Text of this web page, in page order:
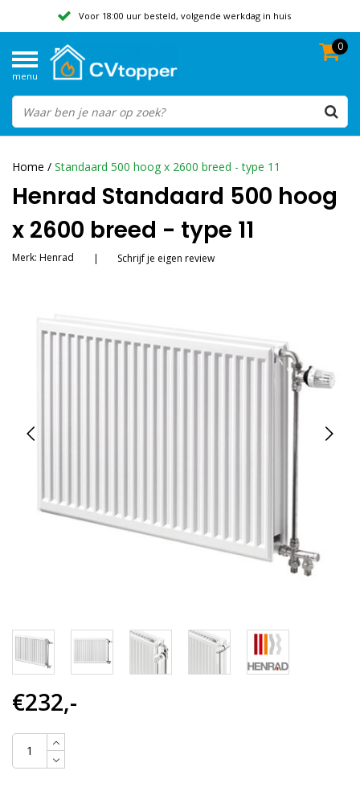
Voor 18:00 uur besteld, volgende werkdag in huis
Beoordeeld met een 9,8
menu
0
Home / Standaard 500 hoog x 2600 breed - type 11
Henrad Standaard 500 hoog
x 2600 breed - type 11
Merk: Henrad | Schrijf je eigen review
€232,-